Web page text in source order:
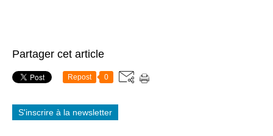
Partager cet article
Repost 0
S'inscrire à la newsletter